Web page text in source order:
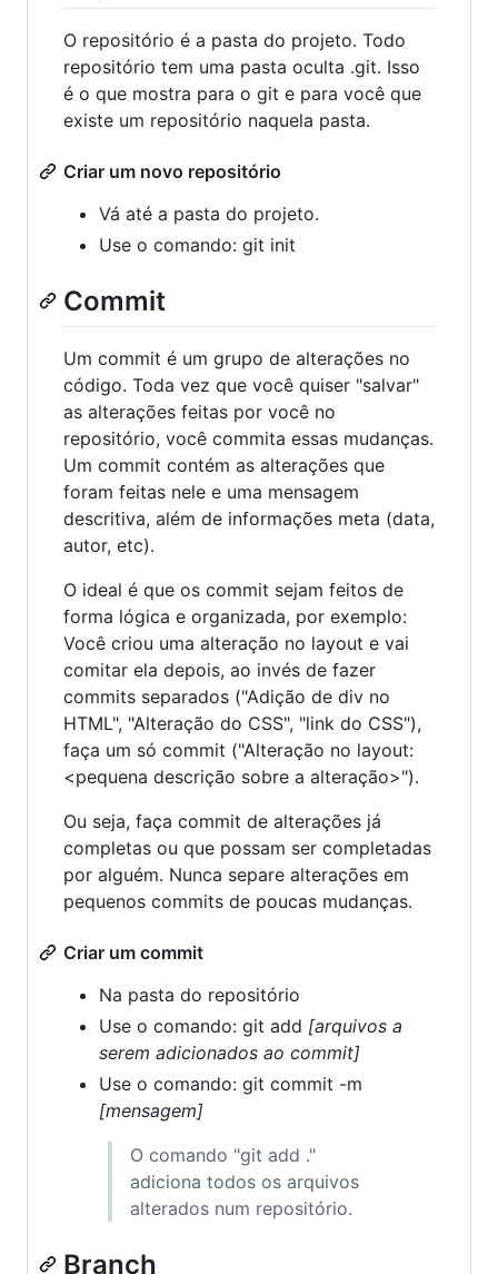
O repositório é a pasta do projeto. Todo
repositório tem uma pasta oculta .git. Isso
é o que mostra para o git e para você que
existe um repositório naquela pasta.
Criar um novo repositório
Vá até a pasta do projeto.
Use o comando: git init
Commit
Um commit é um grupo de alterações no
código. Toda vez que você quiser "salvar"
as alterações feitas por você no
repositório, você commita essas mudanças.
Um commit contém as alterações que
foram feitas nele e uma mensagem
descritiva, além de informações meta (data,
autor, etc).
O ideal é que os commit sejam feitos de
forma lógica e organizada, por exemplo:
Você criou uma alteração no layout e vai
comitar ela depois, ao invés de fazer
commits separados ("Adição de div no
HTML", "Alteração do CSS", "link do CSS"),
faça um só commit ("Alteração no layout:
<pequena descrição sobre a alteração>").
Ou seja, faça commit de alterações já
completas ou que possam ser completadas
por alguém. Nunca separe alterações em
pequenos commits de poucas mudanças.
Criar um commit
Na pasta do repositório
Use o comando: git add [arquivos a
serem adicionados ao commit]
Use o comando: git commit -m
[mensagem]
O comando "git add ."
adiciona todos os arquivos
alterados num repositório.
Branch